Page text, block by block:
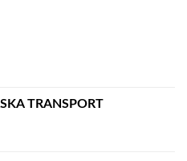
TRANSPORT